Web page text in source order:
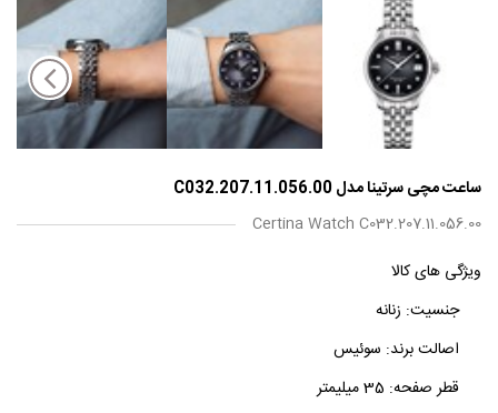
ساعت مچی سرتینا مدل C032.207.11.056.00
Certina Watch C032.207.11.056.00
ویژگی های کالا
جنسیت: زنانه
اصالت برند: سوئیس
قطر صفحه: 35 میلیمتر